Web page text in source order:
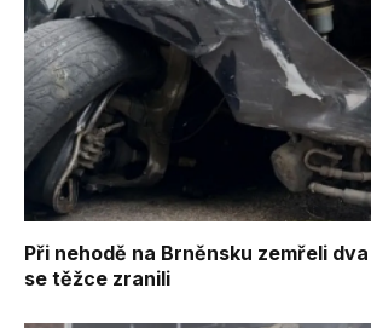
Při nehodě na Brněnsku zemřeli
se těžce zranili